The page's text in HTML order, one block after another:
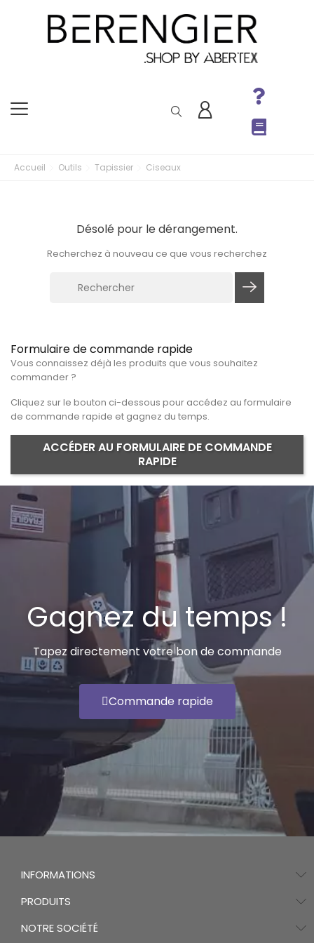
Accueil Outils Tapissier Ciseaux
Formulaire de commande rapide
Vous connaissez déjà les produits que vous souhaitez
commander ?
Cliquez sur le bouton ci-dessous pour accédez au formulaire
de commande rapide et gagnez du temps.
ACCÉDER AU FORMULAIRE DE COMMANDE
RAPIDE
Désolé pour le dérangement.
Recherchez à nouveau ce que vous recherchez
Gagnez du temps !
Tapez directement votre bon de commande
Commande rapide
INFORMATIONS
PRODUITS
NOTRE SOCIÉTÉ